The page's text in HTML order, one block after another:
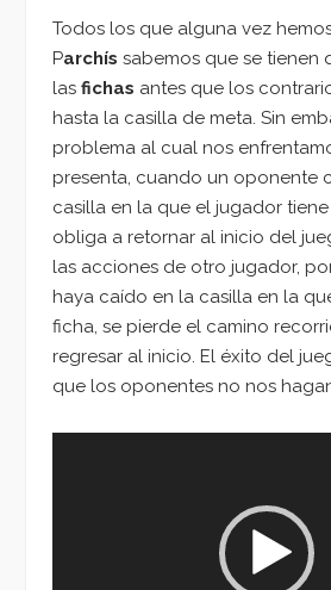
Todos los que alguna vez
Parchís sabemos que se tienen
las fichas antes que los
hasta la casilla de meta. Sin
problema al cual nos
presenta, cuando un oponente
casilla en la que el jugador
obliga a retornar al inicio del
las acciones de otro jugador,
haya caído en la casilla en la
ficha, se pierde el camino
regresar al inicio. El éxito del
que los oponentes no nos